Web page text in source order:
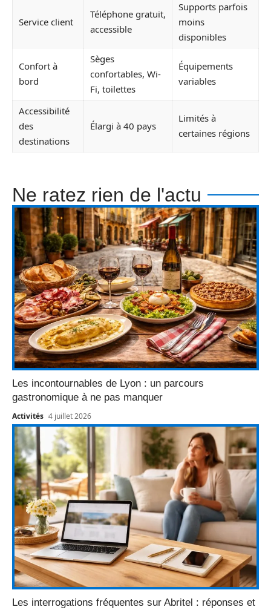
Service client
Téléphone gratuit,
accessible
Supports parfois
moins
disponibles
Confort à
bord
Sèges
confortables, Wi-
Fi, toilettes
Équipements
variables
Accessibilité
des
destinations
Élargi à 40 pays
Limités à
certaines régions
Ne ratez rien de l'actu
Les incontournables de Lyon : un parcours
gastronomique à ne pas manquer
Activités 4 juillet 2026
Les interrogations fréquentes sur Abritel : réponses et